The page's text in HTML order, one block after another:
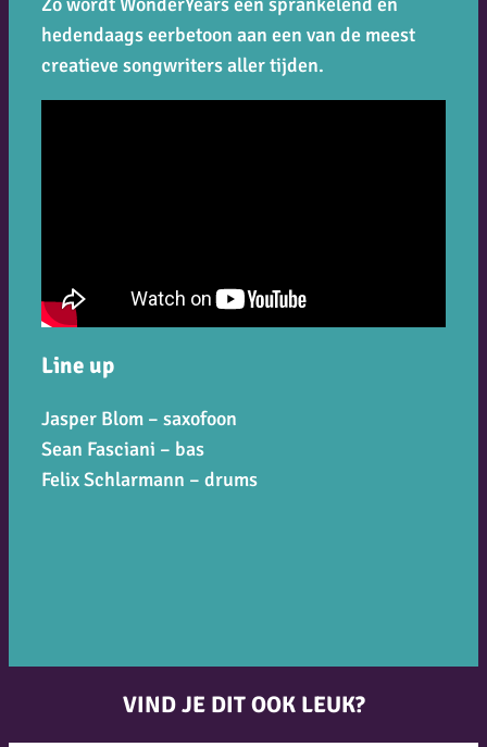
hedendaags eerbetoon aan een van de meest
creatieve songwriters aller tijden.
Line up
Jasper Blom – saxofoon
Sean Fasciani – bas
Felix Schlarmann – drums
VIND JE DIT OOK LEUK?